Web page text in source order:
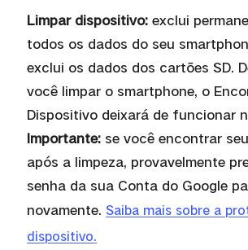
Limpar dispositivo:exclui
todos os dados do seu
exclui os dados dos cartões SD.
você limpar o smartphone, o
Dispositivo deixará de funcionar
Importante: se você encontrar
após a limpeza, provavelmente
senha da sua Conta do Google
novamente. Saiba mais sobre a
dispositivo.